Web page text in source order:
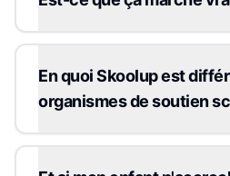
En quoi Skoolup est
organismes de soutien